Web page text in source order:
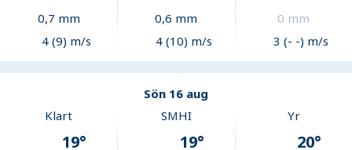
0,7 mm
4 (9) m/s
0,6 mm
4 (10) m/s
0 mm
3 (- -) m/s
Sön 16 aug
Klart
19°
SMHI
19°
Yr
20°